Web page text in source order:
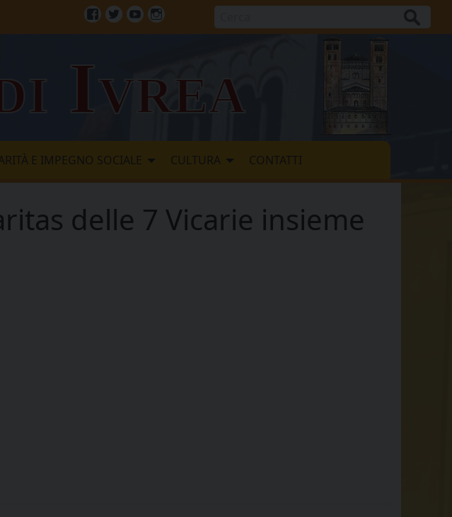
Ivrea
E IMPEGNO SOCIALE CULTURA CONTATTI
delle 7 Vicarie insieme